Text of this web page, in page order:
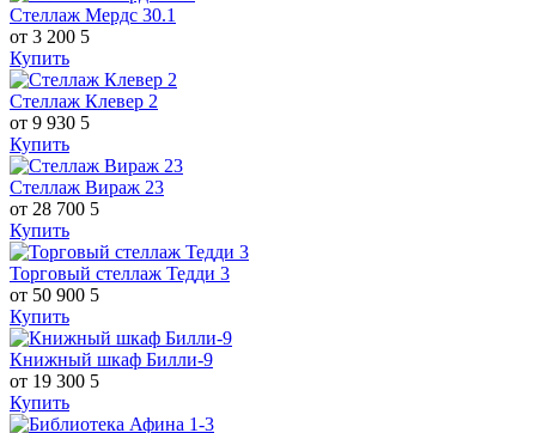
Стеллаж Мердс 30.1
от 3 200 5
Купить
Стеллаж Клевер 2
от 9 930 5
Купить
Стеллаж Вираж 23
от 28 700 5
Купить
Торговый стеллаж Тедди 3
от 50 900 5
Купить
Книжный шкаф Билли-9
от 19 300 5
Купить